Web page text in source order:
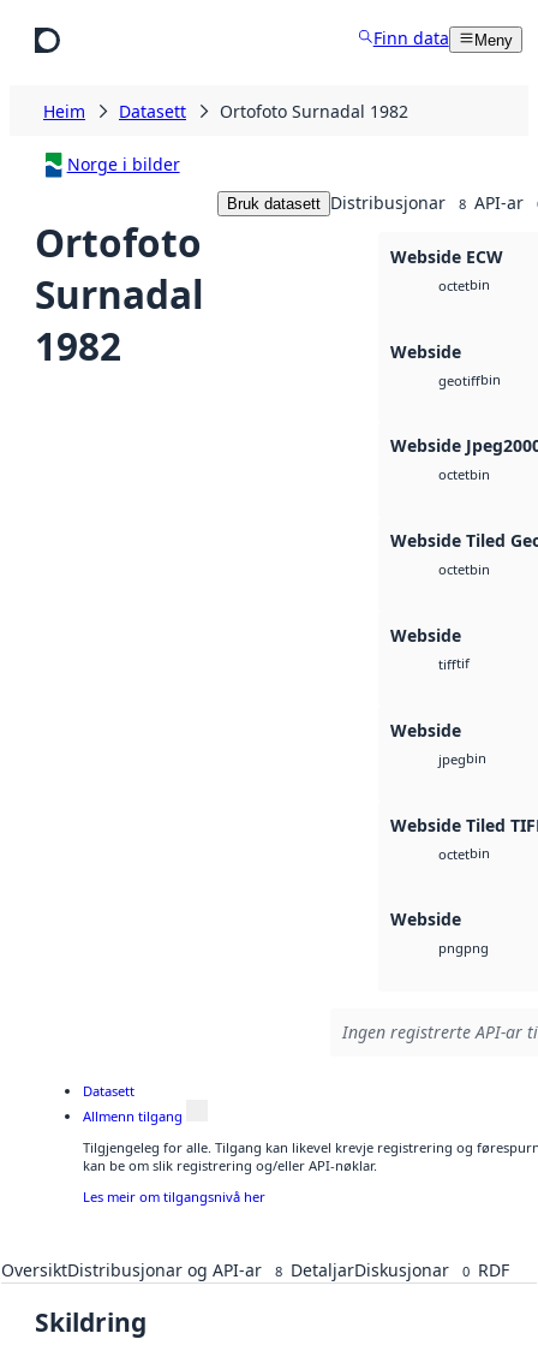
Finn data Meny
Heim Datasett Ortofoto Surnadal 1982
Norge i bilder
Ortofoto
Surnadal
1982
Bruk datasett Distribusjonar 8 API-ar
Webside ECW
octetbin
Webside
geotiffbin
Webside
octetbin
Webside Tiled
octetbin
Webside
tifftif
Webside
jpegbin
Webside Tiled
octetbin
Webside
pngpng
Ingen registrerte API-ar
Datasett
Allmenn tilgang
Tilgjengeleg for alle. Tilgang kan likevel krevje registrering og
kan be om slik registrering og/eller API-nøklar.
Les meir om tilgangsnivå her
OversiktDistribusjonar og API-ar 8 DetaljarDiskusjonar 0 RDF
Skildring